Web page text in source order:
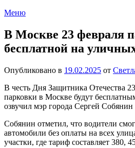
Меню
В Москве 23 февраля
бесплатной на
Опубликовано в 19.02.2025 от
В честь Дня Защитника Отечества
парковки в Москве будут
озвучил мэр города Сергей Собянин
Собянин отметил, что водители
автомобили без оплаты на всех
участки, где тариф составляет 380,